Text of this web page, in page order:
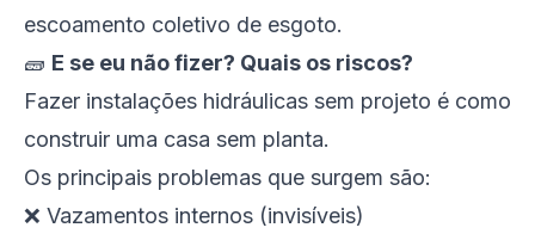
escoamento coletivo de esgoto.
🧱 E se eu não fizer? Quais os riscos?
Fazer instalações hidráulicas sem projeto é como
construir uma casa sem planta.
Os principais problemas que surgem são:
❌ Vazamentos internos (invisíveis)